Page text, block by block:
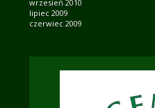
wrzesień 2010
lipiec 2009
czerwiec 2009